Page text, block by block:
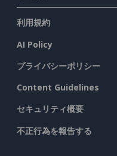
利用規約
AI Policy
プライバシーポリシー
Content Guidelines
セキュリティ概要
不正行為を報告する